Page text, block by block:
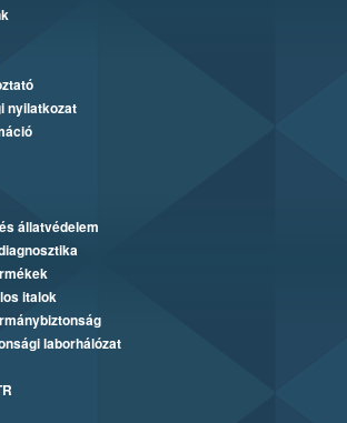
nyilatkozat
állatvédelem
italok
laborhálózat